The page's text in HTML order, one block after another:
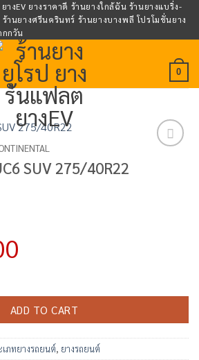
างEV ยางราคาดี ร้านยางใกล้ฉัน ร้านยางแบริ่ง-
ร้านยางศรีนครินทร์ ร้านยางบางพลี โปรโมชั่นยาง
กกวัน
0
SUV 275/40R22
ADD TO CART
เภทยางรถยนต์, ยางรถยนต์